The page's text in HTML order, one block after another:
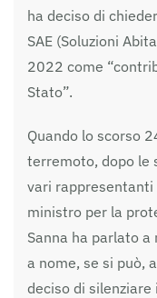
ha deciso di
SAE (Soluzioni
2022 come
Stato”.
Quando lo scorso
terremoto, dopo le
vari
ministro per la
Sanna ha parlato
a nome, se si può,
deciso di